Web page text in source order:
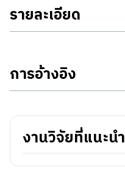
รายละเอียด
การอ้างอิง
งานวิจัยที่แนะนำ